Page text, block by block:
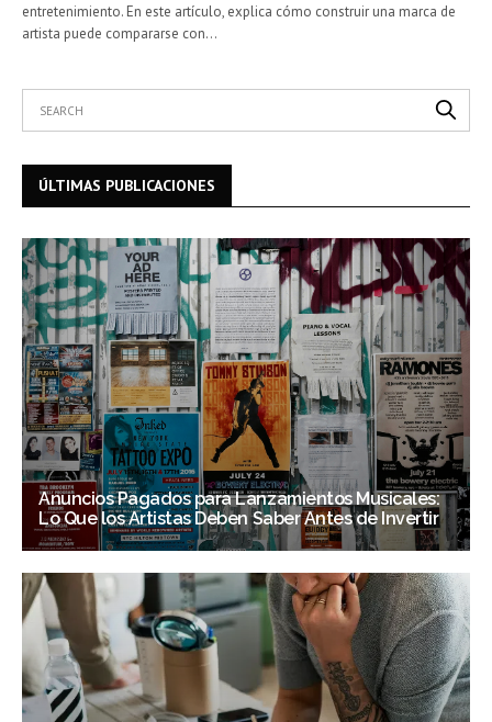
entretenimiento. En este artículo, explica cómo construir una marca de
artista puede compararse con…
ÚLTIMAS PUBLICACIONES
Anuncios Pagados para Lanzamientos Musicales:
Lo Que los Artistas Deben Saber Antes de Invertir